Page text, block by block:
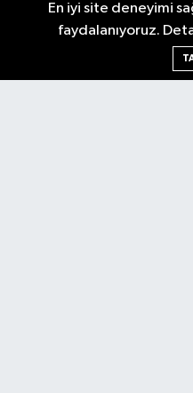
Gazetesi'ni takip edin.
En iyi site deneyimi
faydalanıyoruz.